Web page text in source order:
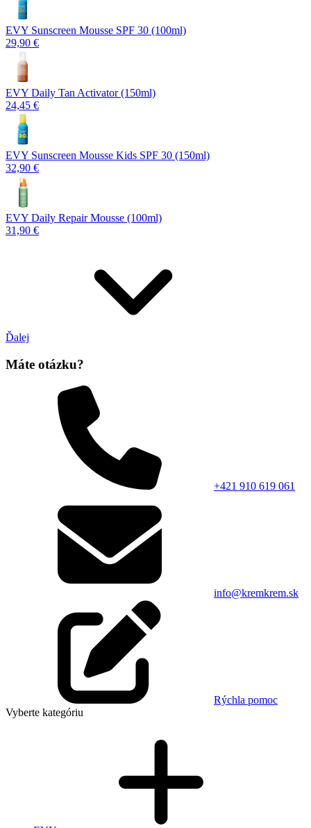
EVY Sunscreen Mousse SPF 30 (100ml)
29,90 €
EVY Daily Tan Activator (150ml)
24,45 €
EVY Sunscreen Mousse Kids SPF 30 (150ml)
32,90 €
EVY Daily Repair Mousse (100ml)
31,90 €
Ďalej
Máte otázku?
+421 910 619 061
info@kremkrem.sk
Rýchla pomoc
Vyberte kategóriu